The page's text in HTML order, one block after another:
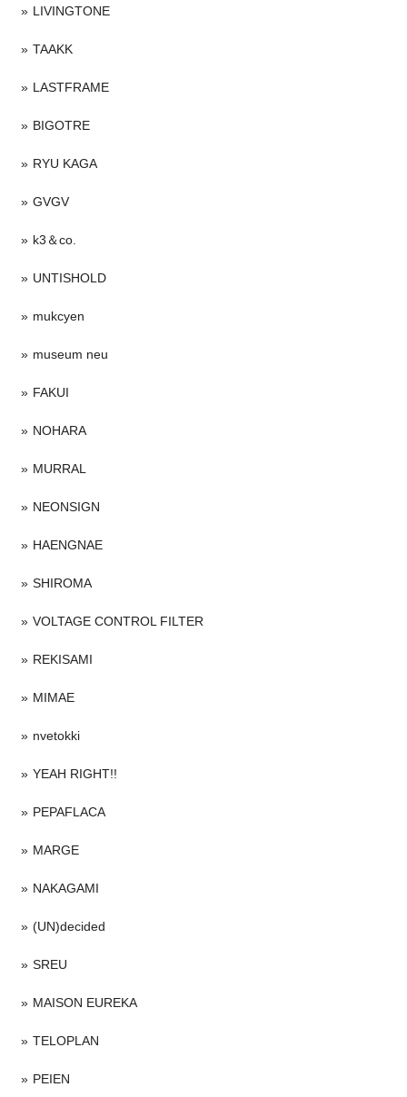
LIVINGTONE
TAAKK
LASTFRAME
BIGOTRE
RYU KAGA
GVGV
k3＆co.
UNTISHOLD
mukcyen
museum neu
FAKUI
NOHARA
MURRAL
NEONSIGN
HAENGNAE
SHIROMA
VOLTAGE CONTROL FILTER
REKISAMI
MIMAE
nvetokki
YEAH RIGHT!!
PEPAFLACA
MARGE
NAKAGAMI
(UN)decided
SREU
MAISON EUREKA
TELOPLAN
PEIEN